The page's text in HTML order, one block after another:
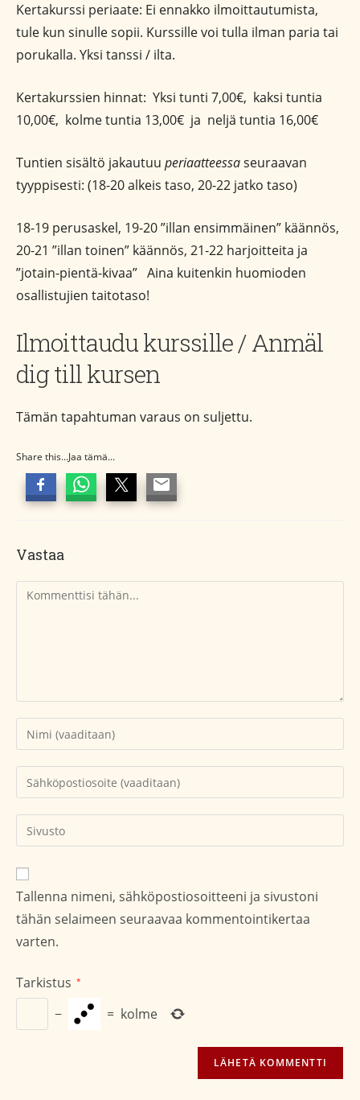
Kertakurssi periaate: Ei ennakko ilmoittautumista,
tule kun sinulle sopii. Kurssille voi tulla ilman paria tai
porukalla. Yksi tanssi / ilta.
Kertakurssien hinnat: Yksi tunti 7,00€, kaksi tuntia
10,00€, kolme tuntia 13,00€ ja neljä tuntia 16,00€
Tuntien sisältö jakautuu periaatteessaseuraavan
tyyppisesti: (18-20 alkeis taso, 20-22 jatko taso)
18-19 perusaskel, 19-20 ”illan ensimmäinen” käännös,
20-21 ”illan toinen” käännös, 21-22 harjoitteita ja
”jotain-pientä-kivaa” Aina kuitenkin huomioden
osallistujien taitotaso!
Ilmoittaudu kurssille / Anmäl
dig till kursen
Tämän tapahtuman varaus on suljettu.
Share this...Jaa tämä...
Vastaa
Kommentti
Kirjoita
nimesi
tai
käyttäjätunnuksesi
Kirjoita
sähköpostiosoitteesi
kommentoidaksesi
Kirjoita
sivustosi
verkko-
osoite/URL
(valinnainen)
Tallenna nimeni, sähköpostiosoitteeni ja sivustoni
tähän selaimeen seuraavaa kommentointikertaa
varten.
Tarkistus *
− = kolme